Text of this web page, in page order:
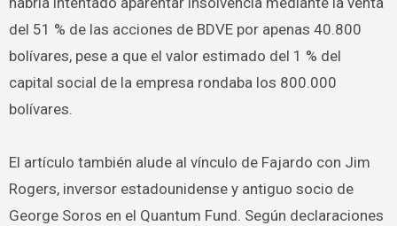
del 51 % de las acciones de BDVE por apenas 40.800
bolívares, pese a que el valor estimado del 1 % del
capital social de la empresa rondaba los 800.000
bolívares.
El artículo también alude al vínculo de Fajardo con Jim
Rogers, inversor estadounidense y antiguo socio de
George Soros en el Quantum Fund. Según declaraciones